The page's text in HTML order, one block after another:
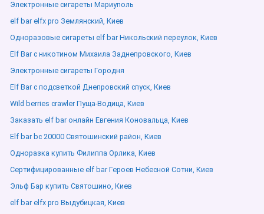
Электронные сигареты Мариуполь
elf bar elfx pro Землянский, Киев
Одноразовые сигареты elf bar Никольский переулок, Киев
Elf Bar с никотином Михаила Заднепровского, Киев
Электронные сигареты Городня
Elf Bar с подсветкой Днепровский спуск, Киев
Wild berries crawler Пуща-Водица, Киев
Заказать elf bar онлайн Евгения Коновальца, Киев
Elf bar bc 20000 Святошинский район, Киев
Одноразка купить Филиппа Орлика, Киев
Сертифицированные elf bar Героев Небесной Сотни, Киев
Эльф Бар купить Святошино, Киев
elf bar elfx pro Выдубицкая, Киев